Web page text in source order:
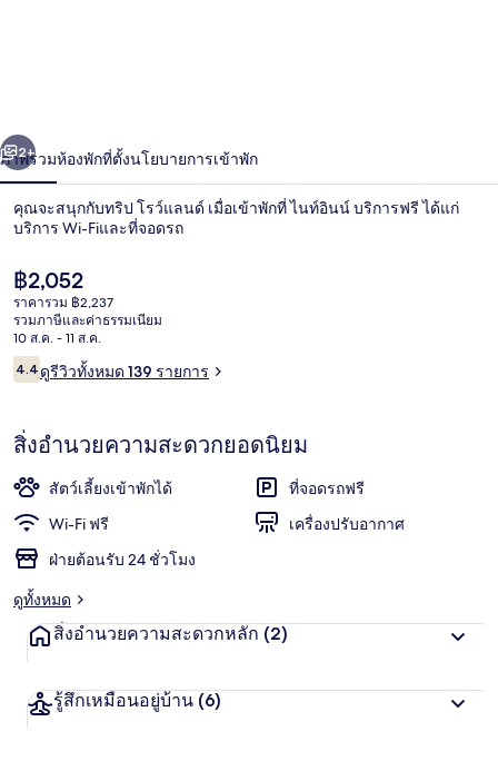
า2+
ภาพรวมห้องพักที่ตั้งนโยบายการเข้าพัก
คุณจะสนุกกับทริป โรว์แลนด์ เมื่อเข้าพักที่ ไนท์อินน์ บริการฟรี ได้แก่
บริการ Wi-Fiและที่จอดรถ
ราคา
ปัจจุบัน
฿2,052
฿2,052
ราคารวม ฿2,237
รวมภาษีและค่าธรรมเนียม
10 ส.ค. - 11 ส.ค.
รีวิว
4.44.4 จาก 10
ดูรีวิวทั้งหมด 139 รายการ
สิ่งอำนวยความสะดวกยอดนิยม
สัตว์เลี้ยงเข้าพักได้
ที่จอดรถฟรี
Wi-Fi ฟรี
เครื่องปรับอากาศ
ฝ่ายต้อนรับ 24 ชั่วโมง
ดูทั้งหมด
สิ่งอำนวยความสะดวกหลัก (2)
รู้สึกเหมือนอยู่บ้าน (6)